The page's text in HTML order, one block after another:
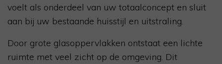
voelt als onderdeel van uw totaalconcept en sluit
aan bij uw bestaande huisstijl en uitstraling.
Door grote glasoppervlakken ontstaat een lichte
ruimte met veel zicht op de omgeving. Dit